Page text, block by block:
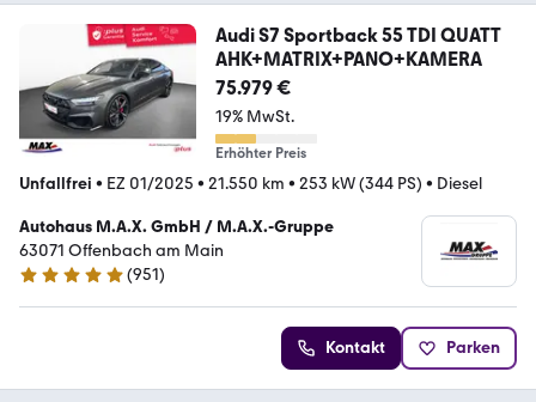
Audi S7 Sportback 55 TDI QUATT
AHK+MATRIX+PANO+KAMERA
75.979 €
19% MwSt.
Erhöhter Preis
Unfallfrei • EZ 01/2025 • 21.550 km • 253 kW (344 PS) • Diesel
Autohaus M.A.X. GmbH / M.A.X.-Gruppe
63071 Offenbach am Main
4.8 Sterne
(951)
Kontakt Parken